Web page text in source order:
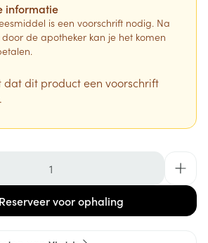
informatie
is een voorschrift nodig. Na
de apotheker kan je het komen
dat dit product een voorschrift
Reserveervoor ophaling